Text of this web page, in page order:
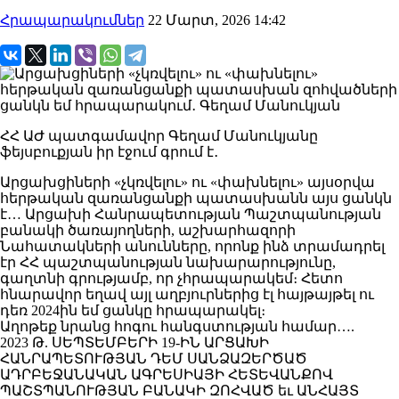
Հրապարակումներ 22 Մարտ, 2026 14:42
ՀՀ ԱԺ պատգամավոր Գեղամ Մանուկյանը
ֆեյսբուքյան իր էջում գրում է․
Արցախցիների «չկռվելու» ու «փախնելու» այսօրվա
հերթական զառանցանքի պատասխանն այս ցանկն
է… Արցախի Հանրապետության Պաշտպանության
բանակի ծառայողների, աշխարհազորի
Նահատակների անունները, որոնք ինձ տրամադրել
էր ՀՀ պաշտպանության նախարարությունը,
գաղտնի գրությամբ, որ չհրապարակեմ։ Հետո
հնարավոր եղավ այլ աղբյուրներից էլ հայթայթել ու
դեռ 2024ին եմ ցանկը հրապարակել։
Աղոթեք նրանց հոգու հանգստության համար….
2023 Թ. ՍԵՊՏԵՄԲԵՐԻ 19-ԻՆ ԱՐՑԱԽԻ
ՀԱՆՐԱՊԵՏՈՒԹՅԱՆ ԴԵՄ ՍԱՆՁԱԶԵՐԾԱԾ
ԱԴՐԲԵՋԱՆԱԿԱՆ ԱԳՐԵՍԻԱՅԻ ՀԵՏԵՎԱՆՔՈՎ
ՊԱՇՏՊԱՆՈՒԹՅԱՆ ԲԱՆԱԿԻ ԶՈՀՎԱԾ եւ ԱՆՀԱՅՏ